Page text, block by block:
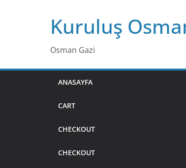
Kuruluş
Osman Gazi
ANASAYFA
CART
CHECKOUT
CHECKOUT